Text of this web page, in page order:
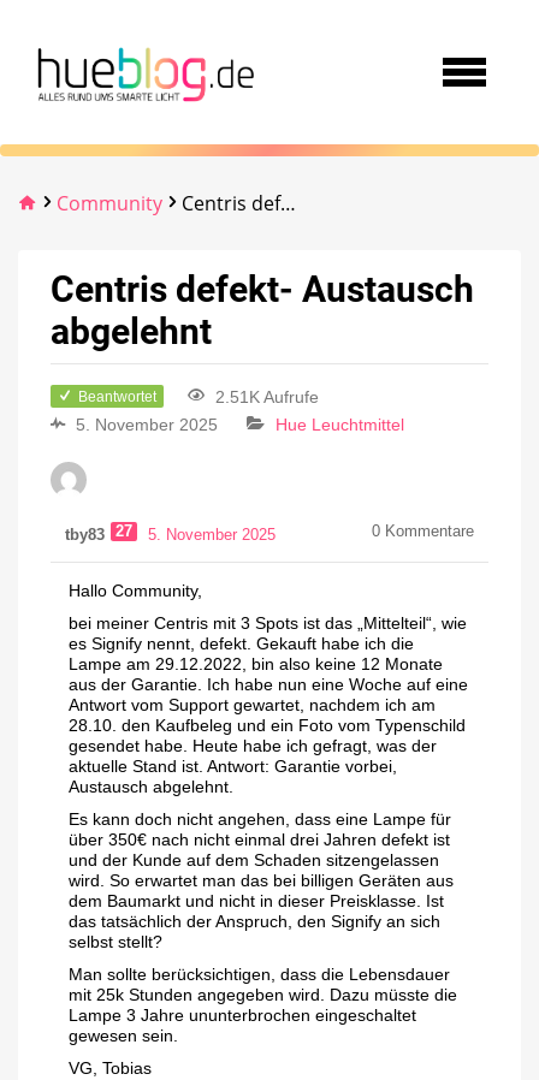
Community Centris defekt- Austausch abgelehnt
Centris defekt- Austausch
abgelehnt
Beantwortet
2.51K Aufrufe
5. November 2025
Hue Leuchtmittel
tby83 27 5. November 2025 0 Kommentare
Hallo Community,
bei meiner Centris mit 3 Spots ist das „Mittelteil“, wie
es Signify nennt, defekt. Gekauft habe ich die
Lampe am 29.12.2022, bin also keine 12 Monate
aus der Garantie. Ich habe nun eine Woche auf eine
Antwort vom Support gewartet, nachdem ich am
28.10. den Kaufbeleg und ein Foto vom Typenschild
gesendet habe. Heute habe ich gefragt, was der
aktuelle Stand ist. Antwort: Garantie vorbei,
Austausch abgelehnt.
Es kann doch nicht angehen, dass eine Lampe für
über 350€ nach nicht einmal drei Jahren defekt ist
und der Kunde auf dem Schaden sitzengelassen
wird. So erwartet man das bei billigen Geräten aus
dem Baumarkt und nicht in dieser Preisklasse. Ist
das tatsächlich der Anspruch, den Signify an sich
selbst stellt?
Man sollte berücksichtigen, dass die Lebensdauer
mit 25k Stunden angegeben wird. Dazu müsste die
Lampe 3 Jahre ununterbrochen eingeschaltet
gewesen sein.
VG, Tobias